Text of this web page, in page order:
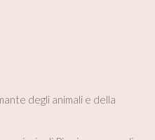
degli animali e della